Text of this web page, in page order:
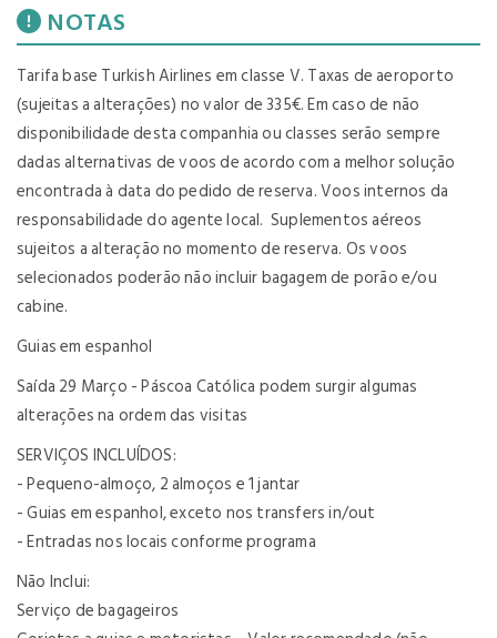
NOTAS
Tarifa base Turkish Airlines em classe V. Taxas de aeroporto
(sujeitas a alterações) no valor de 335€. Em caso de não
disponibilidade desta companhia ou classes serão sempre
dadas alternativas de voos de acordo com a melhor solução
encontrada à data do pedido de reserva. Voos internos da
responsabilidade do agente local. Suplementos aéreos
sujeitos a alteração no momento de reserva. Os voos
selecionados poderão não incluir bagagem de porão e/ou
cabine.
Guias em espanhol
Saída 29 Março - Páscoa Católica podem surgir algumas
alterações na ordem das visitas
SERVIÇOS INCLUÍDOS:
- Pequeno-almoço, 2 almoços e 1 jantar
- Guias em espanhol, exceto nos transfers in/out
- Entradas nos locais conforme programa
Não Inclui:
Serviço de bagageiros